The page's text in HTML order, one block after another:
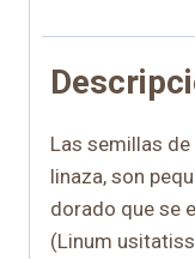
Las semillas
linaza, son
dorado que se
(Linum